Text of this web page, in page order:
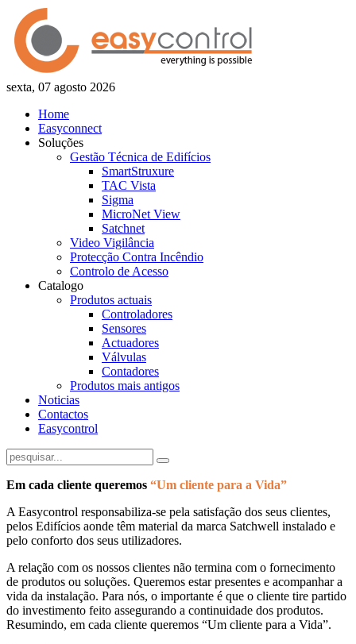
sexta, 07 agosto 2026
Home
Easyconnect
Soluções
Gestão Técnica de Edifícios
SmartStruxure
TAC Vista
Sigma
MicroNet View
Satchnet
Video Vigilância
Protecção Contra Incêndio
Controlo de Acesso
Catalogo
Produtos actuais
Controladores
Sensores
Actuadores
Válvulas
Contadores
Produtos mais antigos
Noticias
Contactos
Easycontrol
Em cada cliente queremos “Um cliente para a Vida”
A Easycontrol responsabiliza-se pela satisfação dos seus clientes,
pelos Edifícios aonde têm material da marca Satchwell instalado e
pelo conforto dos seus utilizadores.
A relação com os nossos clientes não termina com o fornecimento
de produtos ou soluções. Queremos estar presentes e acompanhar a
vida da instalação. Para nós, o importante é que o cliente tire partido
do investimento feito assegurando a continuidade dos produtos.
Resumindo, em cada cliente queremos “Um cliente para a Vida”.